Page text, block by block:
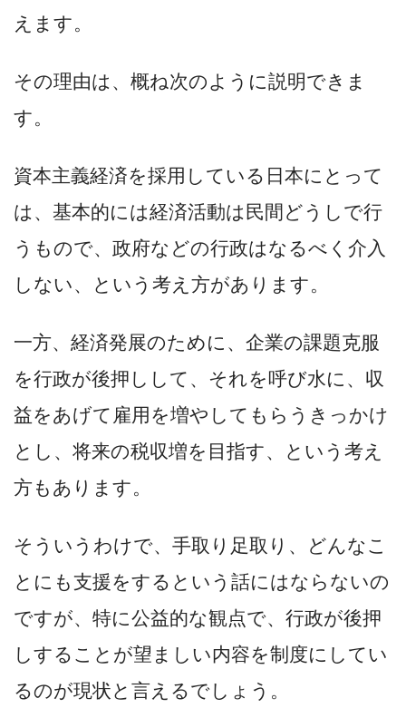
えます。
その理由は、概ね次のように説明できま
す。
資本主義経済を採用している日本にとって
は、基本的には経済活動は民間どうしで行
うもので、政府などの行政はなるべく介入
しない、という考え方があります。
一方、経済発展のために、企業の課題克服
を行政が後押しして、それを呼び水に、収
益をあげて雇用を増やしてもらうきっかけ
とし、将来の税収増を目指す、という考え
方もあります。
そういうわけで、手取り足取り、どんなこ
とにも支援をするという話にはならないの
ですが、特に公益的な観点で、行政が後押
しすることが望ましい内容を制度にしてい
るのが現状と言えるでしょう。